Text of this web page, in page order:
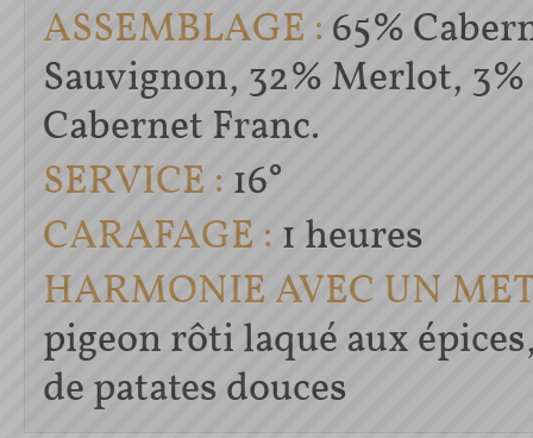
ASSEMBLAGE : 65%
Sauvignon, 32% Merlot, 3%
Cabernet Franc.
SERVICE : 16°
CARAFAGE : 1 heures
HARMONIE AVEC UN
pigeon rôti laqué aux
de patates douces